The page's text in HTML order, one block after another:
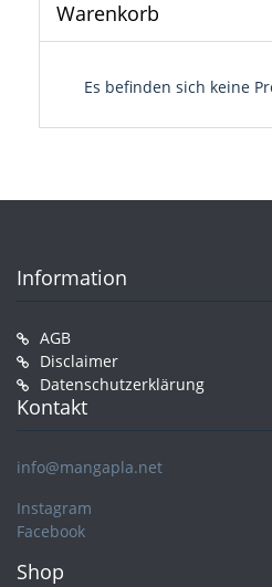
Warenkorb
Es befinden sich keine
Information
AGB
Disclaimer
Datenschutzerklärung
Kontakt
info@mangapla.net
Instagram
Facebook
Shop